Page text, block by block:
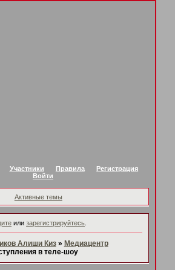
Участники Правила
Регистрация
Войти
Активные темы
илизарегистрируйтесь
Алиши Киз » Медиацентр
в теле-шоу